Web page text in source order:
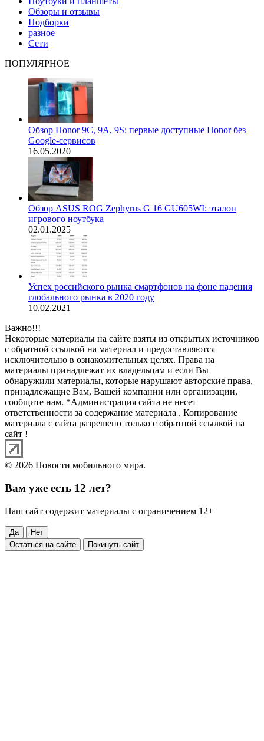
Обзоры и отзывы
Подборки
разное
Сети
ПОПУЛЯРНОЕ
Обзор Honor 9C, 9A, 9S: первые доступные Honor без
Google-сервисов
16.05.2020
Обзор ASUS ROG Zephyrus G 16 GU605WI: эталон
игрового ноутбука
02.01.2025
Успех российского рынка смартфонов на фоне падения
глобального рынка в 2020 году
10.02.2021
Важно!!!
Некоторые материалы на сайте взяты из открытых источников
с обратной ссылкой на материал и предоставляются
исключительно в ознакомительных целях. Права на
материалы принадлежат их владельцам и если Вы
обнаружили материалы, которые нарушают авторские права,
принадлежащие Вам, Вашей компании или организации,
сообщите нам. *Администрация сайта не несет
ответственности за содержание материала . Копирование
материала с сайта разрешено только с обратной ссылкой на
сайт !
© 2026 Новости мобильного мира.
Вам уже есть 12 лет?
Наш сайт содержит материалы с ограничением 12+
Да
Нет
Остаться на сайте
Покинуть сайт